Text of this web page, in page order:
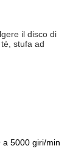
il disco di
stufa ad
a 5000 giri/min